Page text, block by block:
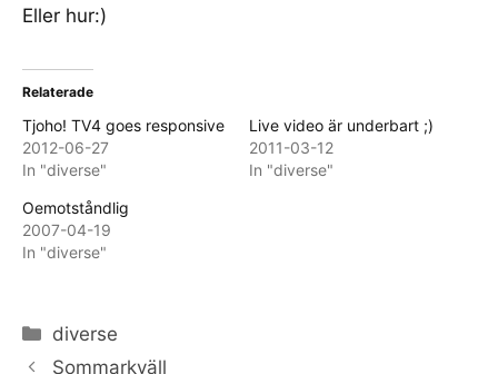
Eller hur:)
Relaterade
Tjoho! TV4 goes responsive
2012-06-27
In "diverse"
Live video är underbart ;)
2011-03-12
In "diverse"
Oemotståndlig
2007-04-19
In "diverse"
Categories
diverse
Sommarkväll